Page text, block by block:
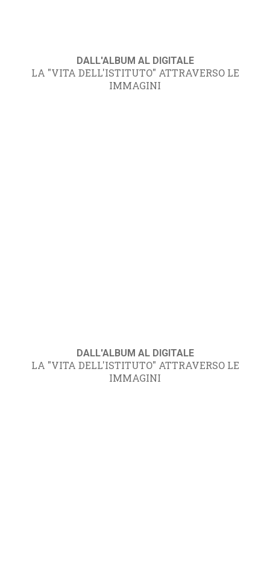
DALL'ALBUM AL DIGITALE
LA "VITA DELL'ISTITUTO" ATTRAVERSO LE
IMMAGINI
DALL'ALBUM AL DIGITALE
LA "VITA DELL'ISTITUTO" ATTRAVERSO LE
IMMAGINI